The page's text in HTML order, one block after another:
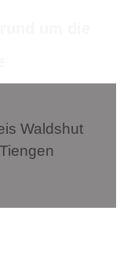
Waldshut